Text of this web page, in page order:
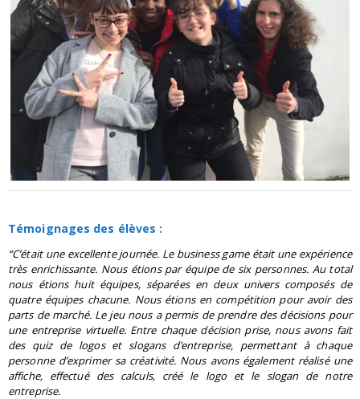
Témoignages des élèves :
“C’était une excellente journée. Le business game était une expérience
très enrichissante. Nous étions par équipe de six personnes. Au total
nous étions huit équipes, séparées en deux univers composés de
quatre équipes chacune. Nous étions en compétition pour avoir des
parts de marché. Le jeu nous a permis de prendre des décisions pour
une entreprise virtuelle. Entre chaque décision prise, nous avons fait
des quiz de logos et slogans d’entreprise, permettant à chaque
personne d’exprimer sa créativité. Nous avons également réalisé une
affiche, effectué des calculs, créé le logo et le slogan de notre
entreprise.